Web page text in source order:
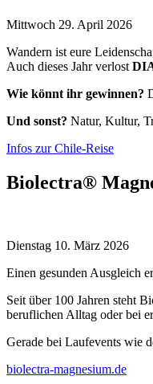
Mittwoch 29. April 2026
Wandern ist eure
Auch dieses Jahr verlost
Wie könnt ihr gewinnen?
Und sonst? Natur, Kultur,
Infos zur Chile-Reise
Biolectra®
Dienstag 10. März 2026
Einen gesunden Ausgleich
Seit über 100 Jahren steht
beruflichen Alltag oder bei
Gerade bei Laufevents wie
biolectra-magnesium.de